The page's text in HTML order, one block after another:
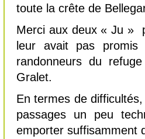
toute la crête de
Merci aux deux « Ju »
leur avait pas
randonneurs du
Gralet.
En termes de
passages un peu
emporter suffisamment